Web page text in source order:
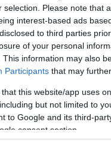
selection. Please note that
interest-based ads
to third parties
of your personal
This information may also
Participants that may
that this website/app uses
but not limited to
to Google and its third-
consent section.
ψάρι που κλέβει
ιδανικό για